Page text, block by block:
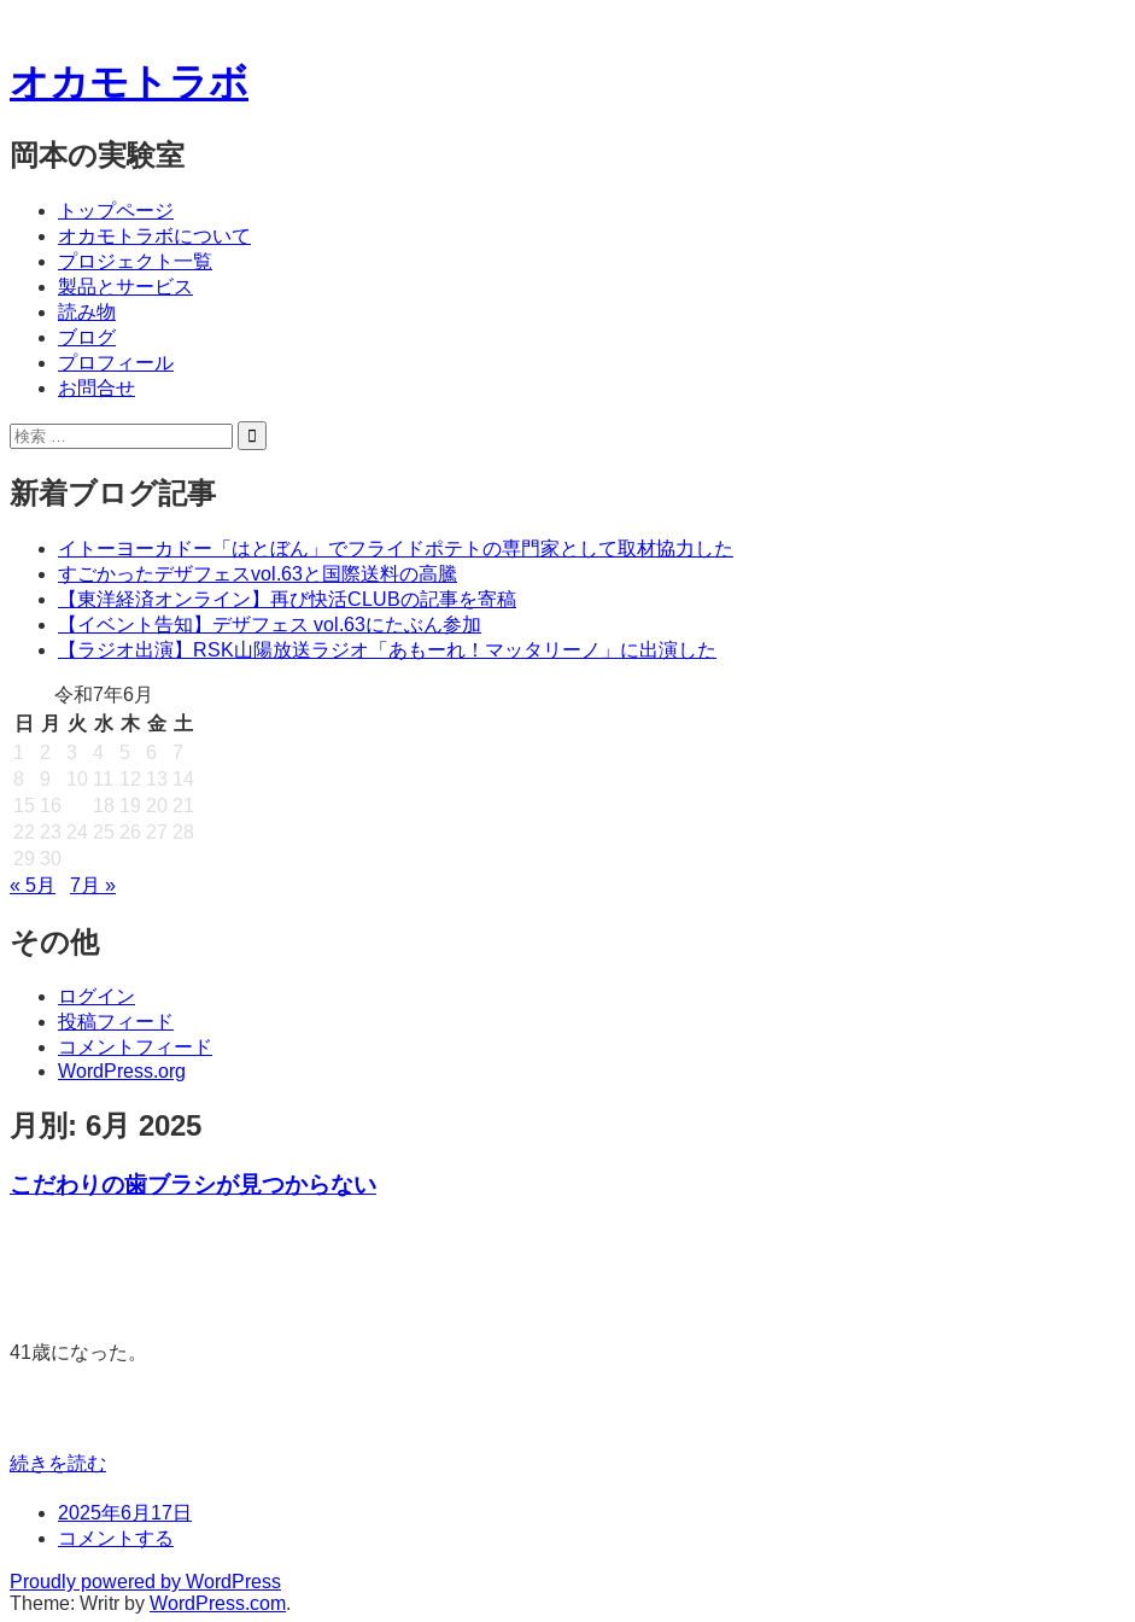
オカモトラボ
岡本の実験室
プ
トップページ
オカモトラボについて
プロジェクト一覧
製品とサービス
読み物
ブログ
プロフィール
お問合せ
サ
ド
バ
検
新着ブログ記事
イトーヨーカドー「はとぼん」でフライドポテトの専門家として取材協力した
すごかったデザフェスvol.63と国際送料の高騰
【東洋経済オンライン】再び快活CLUBの記事を寄稿
【イベント告知】デザフェス vol.63にたぶん参加
【ラジオ出演】RSK山陽放送ラジオ「あもーれ！マッタリーノ」に出演した
令和7年6月
日
月 火 水 木 金 土
1
2 3 4 5 6
7
8
9 10 11 12 13 14
15 16 18 19 20 21
22 23 24 25 26 27 28
29 30
« 5月
7月 »
その他
ログイン
投稿フィード
コメントフィード
WordPress.org
月別: 6月 2025
こだわりの歯ブラシが見つからない
41歳になった。
続きを読む
日
時
2025年6月17日
コ
ン
ト
コメントする
Proudly powered by WordPress
Theme: Writr by WordPress.com.